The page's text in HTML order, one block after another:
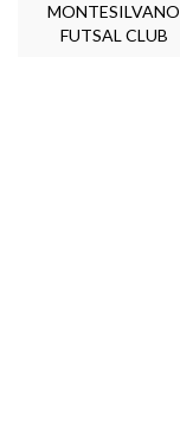
MONTESILVANO
FUTSAL CLUB